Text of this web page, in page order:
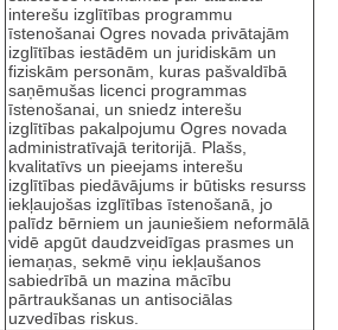
interešu izglītības programmu
īstenošanai Ogres novada privātajām
izglītības iestādēm un juridiskām un
fiziskām personām, kuras pašvaldībā
saņēmušas licenci programmas
īstenošanai, un sniedz interešu
izglītības pakalpojumu Ogres novada
administratīvajā teritorijā. Plašs,
kvalitatīvs un pieejams interešu
izglītības piedāvājums ir būtisks resurss
iekļaujošas izglītības īstenošanā, jo
palīdz bērniem un jauniešiem neformālā
vidē apgūt daudzveidīgas prasmes un
iemaņas, sekmē viņu iekļaušanos
sabiedrībā un mazina mācību
pārtraukšanas un antisociālas
uzvedības riskus.